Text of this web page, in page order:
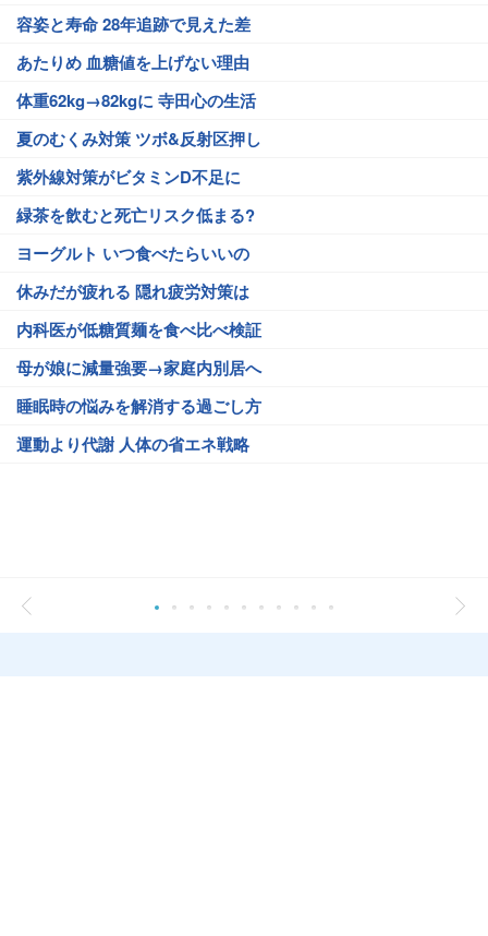
容姿と寿命 28年追跡で見えた差
あたりめ 血糖値を上げない理由
体重62kg→82kgに 寺田心の生活
夏のむくみ対策 ツボ&反射区押し
紫外線対策がビタミンD不足に
緑茶を飲むと死亡リスク低まる?
ヨーグルト いつ食べたらいいの
休みだが疲れる 隠れ疲労対策は
内科医が低糖質麺を食べ比べ検証
母が娘に減量強要→家庭内別居へ
睡眠時の悩みを解消する過ごし方
運動より代謝 人体の省エネ戦略